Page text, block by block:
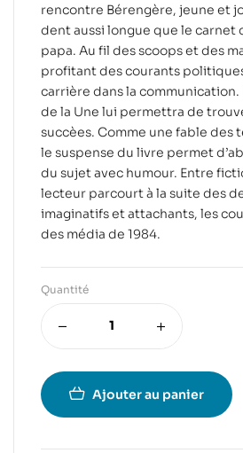
rencontre Bérengère, jeune et
dent aussi longue que le carnet
papa. Au fil des scoops et des
profitant des courants
carrière dans la
de la Une lui permettra de
succèes. Comme une fable des
le suspense du livre permet
du sujet avec humour. Entre
lecteur parcourt à la suite des
imaginatifs et attachants, les
des média de 1984.
Quantité
Ajouter au panier